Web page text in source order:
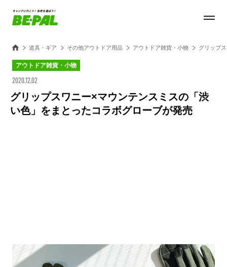
道具・ギア その他アウトドア用品 アウトドア雑貨・小物 グリップ
アウトドア雑貨・小物
2020.12.02
グリップスワニー×マウンテンスミスの「渋
い色」をまとったコラボグローブが発売